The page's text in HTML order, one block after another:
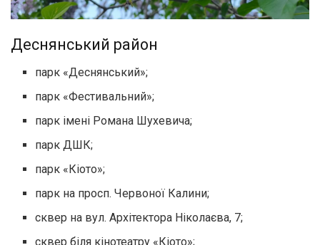
Деснянський район
парк «Деснянський»;
парк «Фестивальний»;
парк імені Романа Шухевича;
парк ДШК;
парк «Кіото»;
парк на просп. Червоної Калини;
сквер на вул. Архітектора Ніколаєва, 7;
сквер біля кінотеатру «Кіото»;